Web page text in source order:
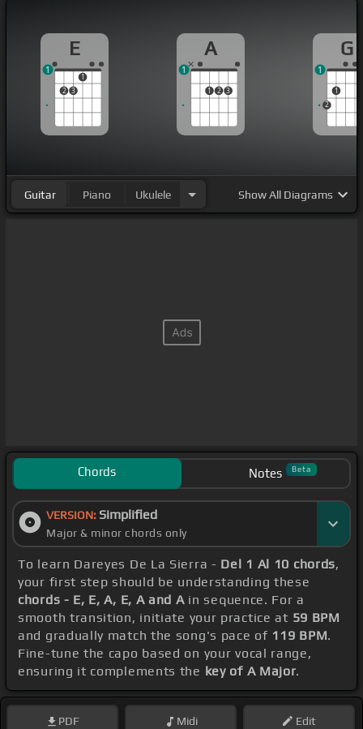
E
2 3
1
1
A
1 2 3
1
G
2
1
1
Guitar Piano Ukulele ShowAll Diagrams
Chords Notes Beta
VERSION: Simplified
Major & minor chords only
To learn Dareyes De La Sierra - Del 1 Al 10 chords,
your first step should be understanding these
chords - E, E, A, E, A and Ain sequence. For a
smooth transition, initiate your practice at 59 BPM
and gradually match the song's pace of 119 BPM.
Fine-tune the capo based on your vocal range,
ensuring it complements the key of A Major.
PDF Midi Edit